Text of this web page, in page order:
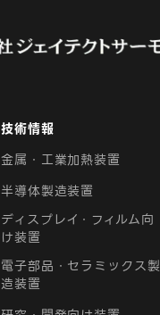
技術情報
金属・工業加熱装置
半導体製造装置
ディスプレイ・フィルム向
け装置
電子部品・セラミックス製
造装置